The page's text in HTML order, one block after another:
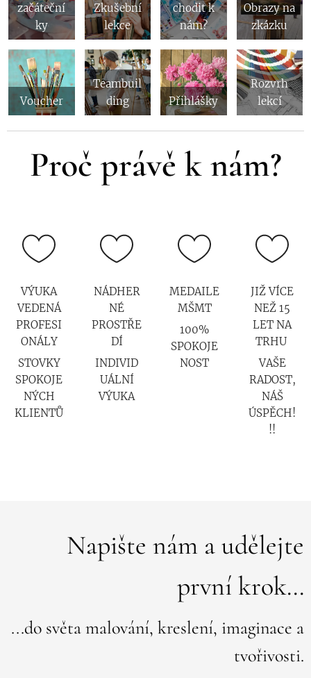
začáteční
ky
Zkušební
lekce
chodit k
nám?
Obrazy na
zkázku
Voucher
Teambuil
ding
Přihlášky
Rozvrh
lekcí
Proč právě k nám?
VÝUKA
VEDENÁ
PROFESI
ONÁLY
STOVKY
SPOKOJE
NÝCH
KLIENTŮ
NÁDHER
NÉ
PROSTŘE
DÍ
INDIVID
UÁLNÍ
VÝUKA
MEDAILE
MŠMT
100%
SPOKOJE
NOST
JIŽ VÍCE
NEŽ 15
LET NA
TRHU
VAŠE
RADOST,
NÁŠ
ÚSPĚCH!
!!
Napište nám a udělejte
první krok...
...do světa malování, kreslení, imaginace a
tvořivosti.